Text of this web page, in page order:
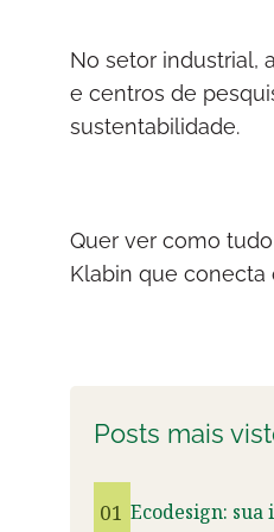
No setor industrial,
e centros de
sustentabilidade.
Quer ver como
Klabin que
Posts mais
01 Ecodesign: